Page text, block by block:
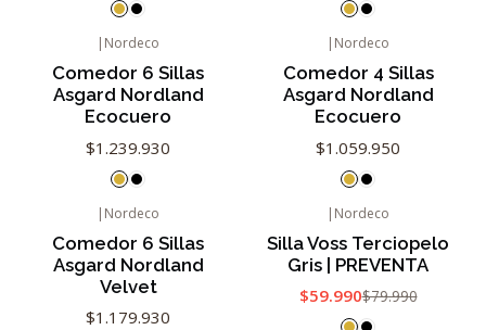
| Nordeco
Comedor 6 Sillas
Asgard Nordland
Ecocuero
$1.239.930
| Nordeco
Comedor 4 Sillas
Asgard Nordland
Ecocuero
$1.059.950
| Nordeco
Comedor 6 Sillas
Asgard Nordland
Velvet
$1.179.930
| Nordeco
Silla Voss Terciopelo
Gris | PREVENTA
$59.990$79.990